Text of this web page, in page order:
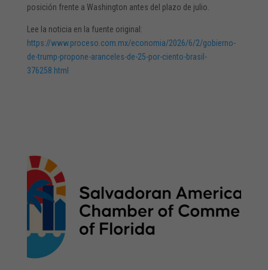
posición frente a Washington antes del plazo de julio.
Lee la noticia en la fuente original:
https://www.proceso.com.mx/economia/2026/6/2/gobierno-
de-trump-propone-aranceles-de-25-por-ciento-brasil-
376258.html